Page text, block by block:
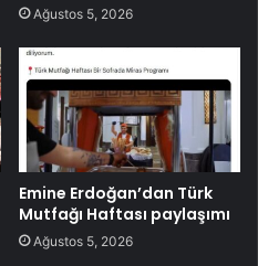
Ağustos 5, 2026
Emine Erdoğan’dan Türk
Mutfağı Haftası paylaşımı
Ağustos 5, 2026